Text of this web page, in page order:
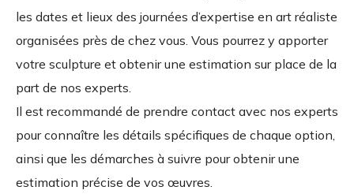
les dates et lieux des journées d’expertise en art réaliste
organisées près de chez vous. Vous pourrez y apporter
votre sculpture et obtenir une estimation sur place de la
part de nos experts.
Il est recommandé de prendre contact avec nos experts
pour connaître les détails spécifiques de chaque option,
ainsi que les démarches à suivre pour obtenir une
estimation précise de vos œuvres.